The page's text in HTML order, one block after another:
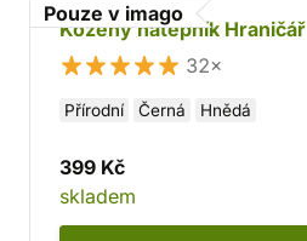
Pouze v imago
Kožený nátepník Hraničář
32×
Přírodní Černá Hnědá
399 Kč
skladem